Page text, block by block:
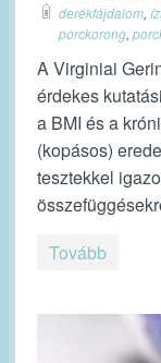
derékfájdalom,
porckorong,
A Virginiai
érdekes
a BMI és a
(kopásos)
tesztekkel
Tovább